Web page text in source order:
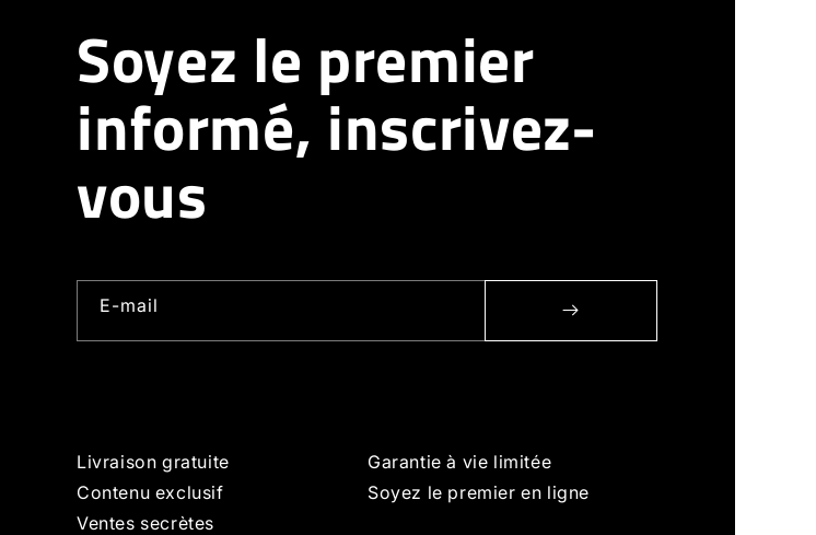
Soyez le premier
informé, inscrivez-
vous
E-mail
Livraison gratuite
Garantie à vie limitée
Contenu exclusif
Soyez le premier en ligne
Ventes secrètes